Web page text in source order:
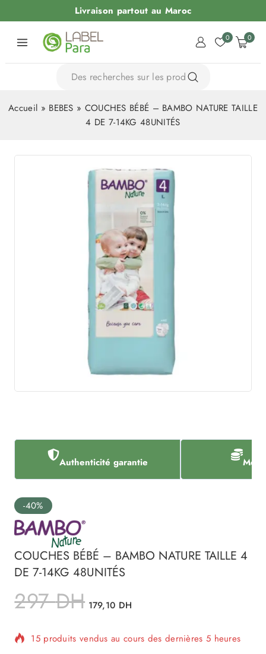
Livraison partout au Maroc
0 0
Accueil » BEBES » COUCHES BÉBÉ – BAMBO NATURE TAILLE
4 DE 7-14KG 48UNITÉS
Authenticité garantie
-40%
COUCHES BÉBÉ – BAMBO NATURE TAILLE 4
DE 7-14KG 48UNITÉS
297DH 179,10 DH
15 produits vendus au cours des dernières 5 heures